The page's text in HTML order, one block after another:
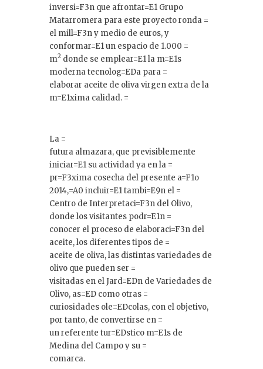
inversi=F3n que afrontar=E1 Grupo
Matarromera para este proyecto ronda =
el mill=F3n y medio de euros, y
conformar=E1 un espacio de 1.000 =
m2 donde se emplear=E1 la m=E1s
moderna tecnolog=EDa para =
elaborar aceite de oliva virgen extra de la
m=E1xima calidad. =
La =
futura almazara, que previsiblemente
iniciar=E1 su actividad ya en la =
pr=F3xima cosecha del presente a=F1o
2014,=A0 incluir=E1 tambi=E9n el =
Centro de Interpretaci=F3n del Olivo,
donde los visitantes podr=E1n =
conocer el proceso de elaboraci=F3n del
aceite, los diferentes tipos de =
aceite de oliva, las distintas variedades de
olivo que pueden ser =
visitadas en el Jard=EDn de Variedades de
Olivo, as=ED como otras =
curiosidades ole=EDcolas, con el objetivo,
por tanto, de convertirse en =
un referente tur=EDstico m=E1s de
Medina del Campo y su =
comarca.